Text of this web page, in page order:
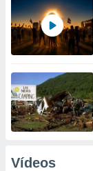
Vídeos